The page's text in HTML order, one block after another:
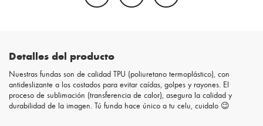
Detalles del producto
Nuestras fundas son de calidad TPU (poliuretano termoplástico), con
antideslizante a los costados para evitar caídas, golpes y rayones. El
proceso de sublimación (transferencia de calor), asegura la calidad y
durabilidad de la imagen. Tú funda hace único a tu celu, cuidalo 😉